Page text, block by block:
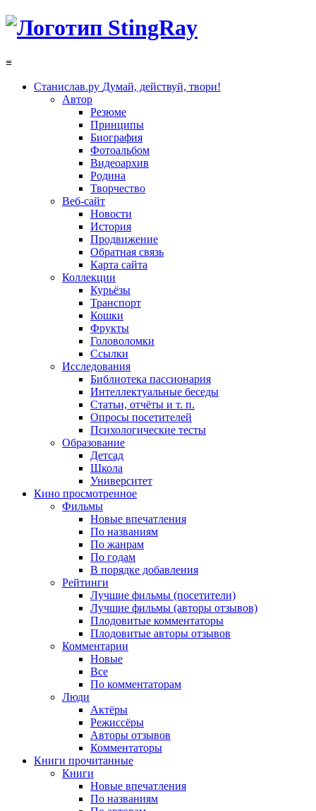
≡
Станислав.ру Думай, действуй, твори!
Автор
Резюме
Принципы
Биография
Фотоальбом
Видеоархив
Родина
Творчество
Веб-сайт
Новости
История
Продвижение
Обратная связь
Карта сайта
Коллекции
Курьёзы
Транспорт
Кошки
Фрукты
Головоломки
Ссылки
Исследования
Библиотека пассионария
Интеллектуальные беседы
Статьи, отчёты и т. п.
Опросы посетителей
Психологические тесты
Образование
Детсад
Школа
Университет
Кино просмотренное
Фильмы
Новые впечатления
По названиям
По жанрам
По годам
В порядке добавления
Рейтинги
Лучшие фильмы (посетители)
Лучшие фильмы (авторы отзывов)
Плодовитые комментаторы
Плодовитые авторы отзывов
Комментарии
Новые
Все
По комментаторам
Люди
Актёры
Режиссёры
Авторы отзывов
Комментаторы
Книги прочитанные
Книги
Новые впечатления
По названиям